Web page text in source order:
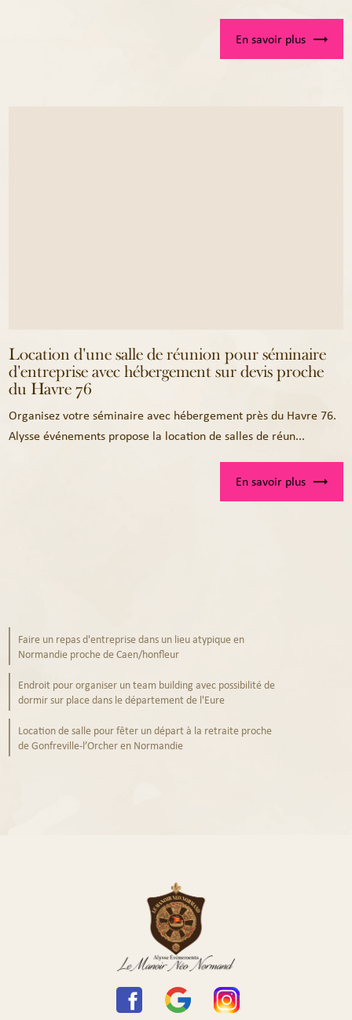
En savoir plus
Location d'une salle de réunion pour séminaire
d'entreprise avec hébergement sur devis proche
du Havre 76
Organisez votre séminaire avec hébergement près du Havre 76.
Alysse événements propose la location de salles de réun...
En savoir plus
Faire un repas d'entreprise dans un lieu atypique en
Normandie proche de Caen/honfleur
Endroit pour organiser un team building avec possibilité de
dormir sur place dans le département de l'Eure
Location de salle pour fêter un départ à la retraite proche
de Gonfreville-l’Orcher en Normandie